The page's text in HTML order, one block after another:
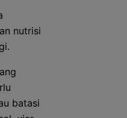
nutrisi
batasi